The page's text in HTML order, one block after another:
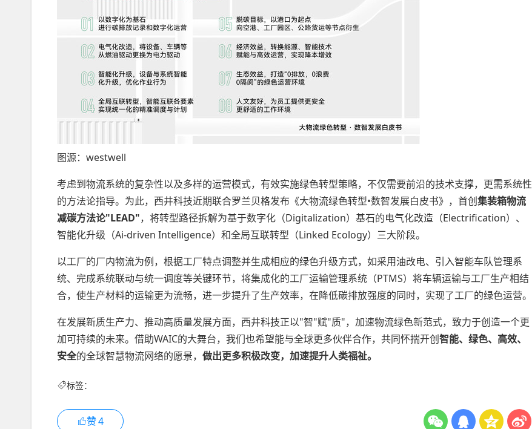
图源：westwell
考虑到物流系统的复杂性以及多样的运营模式，有效实施绿色转型策略，不仅需要前沿的技术支撑，更需系统性
的方法论指导。为此，西井科技近期联合罗兰贝格发布《大物流绿色转型•数智发展白皮书》，首创集装箱物流
减碳方法论"LEAD"，将转型路径拆解为基于数字化（Digitalization）基石的电气化改造（Electrification）、
智能化升级（Ai-driven Intelligence）和全局互联转型（Linked Ecology）三大阶段。
以工厂的厂内物流为例，根据工厂特点调整并生成相应的绿色升级方式，如采用油改电、引入智能车队管理系
统、完成系统联动与统一调度等关键环节，将集成化的工厂运输管理系统（PTMS）将车辆运输与工厂生产相结
合，使生产材料的运输更为流畅，进一步提升了生产效率，在降低碳排放强度的同时，实现了工厂的绿色运营。
在发展新质生产力、推动高质量发展方面，西井科技正以"智"赋"质"，加速物流绿色新范式，致力于创造一个更
加可持续的未来。借助WAIC的大舞台，我们也希望能与全球更多伙伴合作，共同怀揣开创智能、绿色、高效、
安全的全球智慧物流网络的愿景， 做出更多积极改变，加速提升人类福祉。
标签：
赞4